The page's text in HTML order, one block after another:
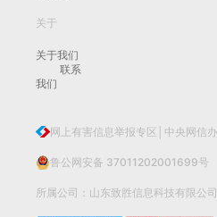
关于
关于我们
联系
我们
网上有害信息举报专区│中央网信
鲁公网安备 37011202001699号
所属公司：山东致胜信息科技有限公司